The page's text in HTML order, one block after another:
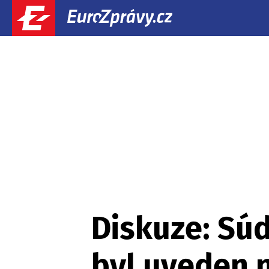
Diskuze: